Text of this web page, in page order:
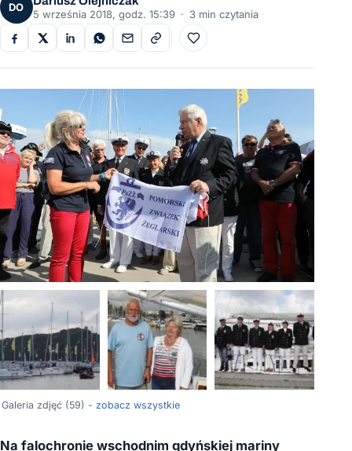
DO
5 września 2018, godz. 15:39 · 3 min czytania
Do ulubionych
Galeria zdjęć (59) - zobacz wszystkie
Na falochronie wschodnim gdyńskiej mariny